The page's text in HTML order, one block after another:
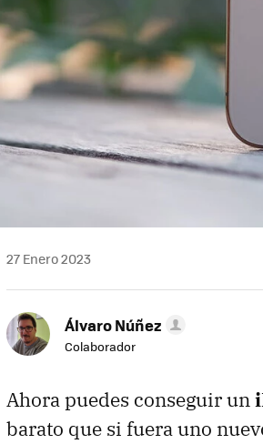
27 Enero 2023
Álvaro Núñez
Colaborador
Ahora puedes conseguir un
barato que si fuera uno